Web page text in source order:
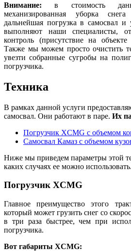
Внимание: в стоимость
механизированная уборка
дальнейшая погрузка в самосвал и
выполняют наши специалисты, от
контроль (присутствие на объекте
Также мы можем просто очистить
увезти собранные сугробы на
погрузчика.
Техника
В рамках данной услуги
самосвал. Они работают в паре. Их
Погрузчик XCMG с объемом
Самосвал Камаз с объемом
Ниже мы приведем параметры этой
каких случаях ее можно использовать.
Погрузчик XCMG
Главное преимущество этого
который может грузить снег со
в три раза быстрее, чем при
погрузчика.
Вот габариты XCMG: